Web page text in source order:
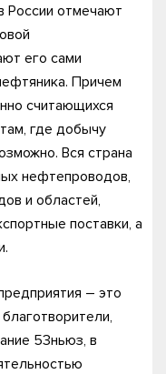
России отмечают
его сами
Причем
считающихся
где добычу
Вся страна
нефтепроводов,
и областей,
поставки, а
– это
53ньюз, в